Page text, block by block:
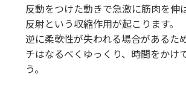
反動をつけた動きで急激に筋肉を伸
反射という収縮作用が起こります。
逆に柔軟性が失われる場合があるた
チはなるべくゆっくり、時間をかけ
う。